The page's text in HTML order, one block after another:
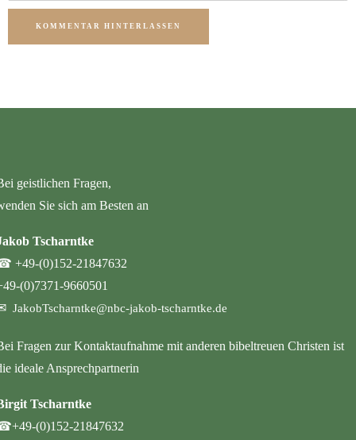
KOMMENTAR HINTERLASSEN
geistlichen Fragen,
Sie sich am Besten an
Tscharntke
+49-(0)152-21847632
(0)7371-9660501
JakobTscharntke@nbc-jakob-tscharntke.de
Fragen zur Kontaktaufnahme mit anderen bibeltreuen Christen ist
ideale Ansprechpartnerin
Tscharntke
+49-(0)152-21847632